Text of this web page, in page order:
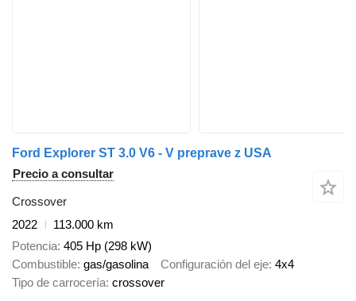
Ford Explorer ST 3.0 V6 - V preprave z USA
Precio a consultar
Crossover
2022
113.000 km
Potencia 405 Hp (298 kW)
Combustible gas/gasolina Configuración del eje 4x4
Tipo de carrocería crossover